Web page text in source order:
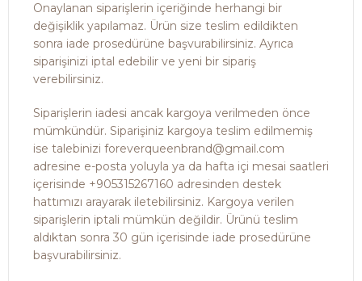
Onaylanan siparişlerin içeriğinde herhangi bir
değişiklik yapılamaz. Ürün size teslim edildikten
sonra iade prosedürüne başvurabilirsiniz. Ayrıca
siparişinizi iptal edebilir ve yeni bir sipariş
verebilirsiniz.
Siparişlerin iadesi ancak kargoya verilmeden önce
mümkündür. Siparişiniz kargoya teslim edilmemiş
ise talebinizi foreverqueenbrand@gmail.com
adresine e-posta yoluyla ya da hafta içi mesai saatleri
içerisinde +905315267160 adresinden destek
hattımızı arayarak iletebilirsiniz. Kargoya verilen
siparişlerin iptali mümkün değildir. Ürünü teslim
aldıktan sonra 30 gün içerisinde iade prosedürüne
başvurabilirsiniz.